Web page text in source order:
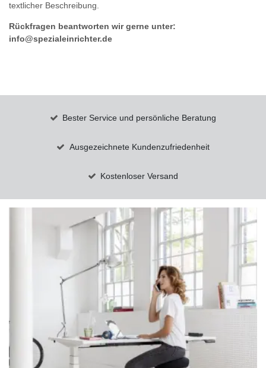
textlicher Beschreibung.
Rückfragen beantworten wir gerne unter:
info@spezialeinrichter.de
Bester Service und persönliche Beratung
Ausgezeichnete Kundenzufriedenheit
Kostenloser Versand